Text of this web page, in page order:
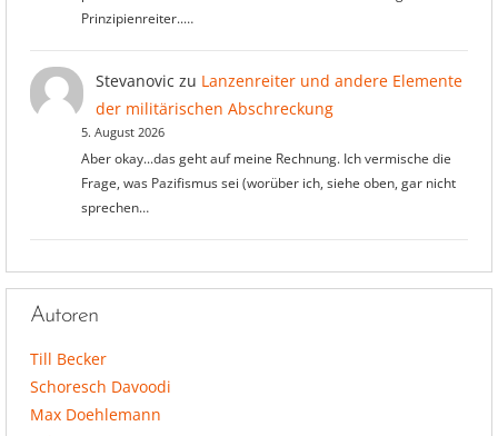
Prinzipienreiter..…
Stevanovic zu Lanzenreiter und andere Elemente
der militärischen Abschreckung
5. August 2026
Aber okay...das geht auf meine Rechnung. Ich vermische die
Frage, was Pazifismus sei (worüber ich, siehe oben, gar nicht
sprechen…
Autoren
Till Becker
Schoresch Davoodi
Max Doehlemann